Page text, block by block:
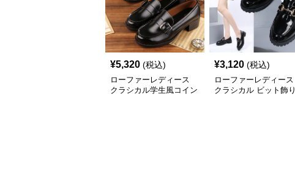
¥5,320 (税込)
ローファーレディース
クラシカル学生風コイン
¥3,120 (税込)
ローファーレディース
クラシカル ビット飾り